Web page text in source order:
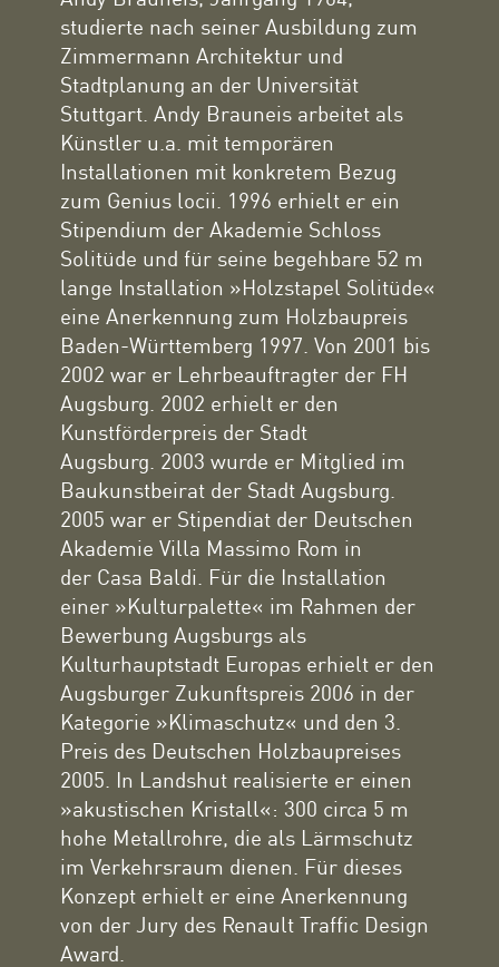
studierte nach seiner Ausbildung zum
Zimmermann Architektur und
Stadtplanung an der Universität
Stuttgart. Andy Brauneis arbeitet als
Künstler u.a. mit temporären
Installationen mit konkretem Bezug
zum Genius locii. 1996 erhielt er ein
Stipendium der Akademie Schloss
Solitüde und für seine begehbare 52 m
lange Installation »Holzstapel Solitüde«
eine Anerkennung zum Holzbaupreis
Baden-Württemberg 1997. Von 2001 bis
2002 war er Lehrbeauftragter der FH
Augsburg. 2002 erhielt er den
Kunstförderpreis der Stadt
Augsburg. 2003 wurde er Mitglied im
Baukunstbeirat der Stadt Augsburg.
2005 war er Stipendiat der Deutschen
Akademie Villa Massimo Rom in
der Casa Baldi. Für die Installation
einer »Kulturpalette« im Rahmen der
Bewerbung Augsburgs als
Kulturhauptstadt Europas erhielt er den
Augsburger Zukunftspreis 2006 in der
Kategorie »Klimaschutz« und den 3.
Preis des Deutschen Holzbaupreises
2005. In Landshut realisierte er einen
»akustischen Kristall«: 300 circa 5 m
hohe Metallrohre, die als Lärmschutz
im Verkehrsraum dienen. Für dieses
Konzept erhielt er eine Anerkennung
von der Jury des Renault Traffic Design
Award.